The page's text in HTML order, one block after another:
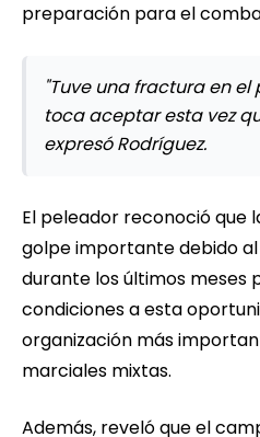
preparación para el
"Tuve una fractura en
toca aceptar esta vez
expresó Rodríguez.
El peleador reconoció que
golpe importante debido
durante los últimos meses
condiciones a esta
organización más
marciales mixtas.
Además, reveló que el